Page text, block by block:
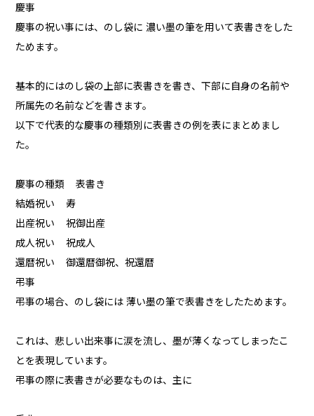
慶事
慶事の祝い事には、のし袋に 濃い墨の筆を用いて表書きをした
ためます。
基本的にはのし袋の上部に表書きを書き、下部に自身の名前や
所属先の名前などを書きます。
以下で代表的な慶事の種類別に表書きの例を表にまとめまし
た。
慶事の種類 表書き
結婚祝い 寿
出産祝い 祝御出産
成人祝い 祝成人
還暦祝い 御還暦御祝、祝還暦
弔事
弔事の場合、のし袋には 薄い墨の筆で表書きをしたためます。
これは、悲しい出来事に涙を流し、墨が薄くなってしまったこ
とを表現しています。
弔事の際に表書きが必要なものは、主に